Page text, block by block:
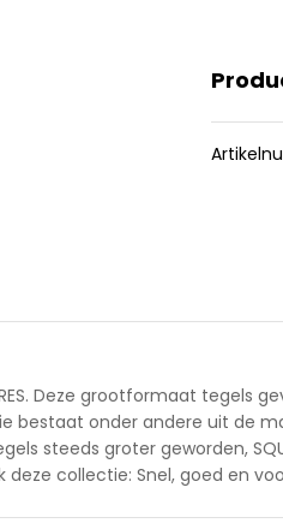
Deze grootformaat tegels
bestaat onder andere uit de
steeds groter geworden,
collectie: Snel, goed en